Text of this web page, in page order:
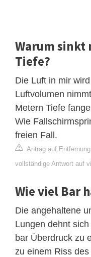
Warum sinkt
Tiefe?
Die Luft in mir
Luftvolumen
Metern Tiefe
Wie
freien Fall.
Antrag auf
vollständige Antwort auf
Wie viel Bar
Die angehaltene
Lungen dehnt
bar Überdruck zu
zu einem Riss